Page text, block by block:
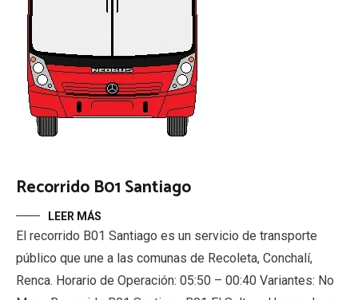
Recorrido B01 Santiago
LEER MÁS
El recorrido B01 Santiago es un servicio de transporte
público que une a las comunas de Recoleta, Conchalí,
Renca. Horario de Operación: 05:50 – 00:40 Variantes: No